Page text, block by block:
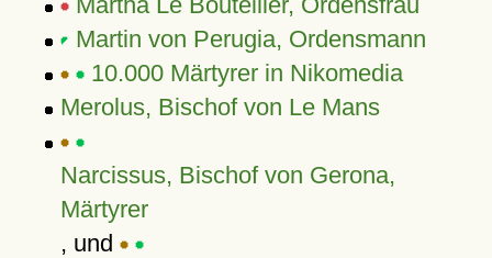
Martin von Perugia, Ordensmann
10.000 Märtyrer in Nikomedia
Merolus, Bischof von Le Mans
Narcissus, Bischof von Gerona,
Märtyrer
, und